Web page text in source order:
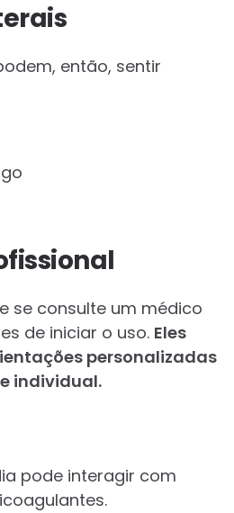
então, sentir
se consulte um médico
de iniciar o uso. Eles
personalizadas
individual.
pode interagir com